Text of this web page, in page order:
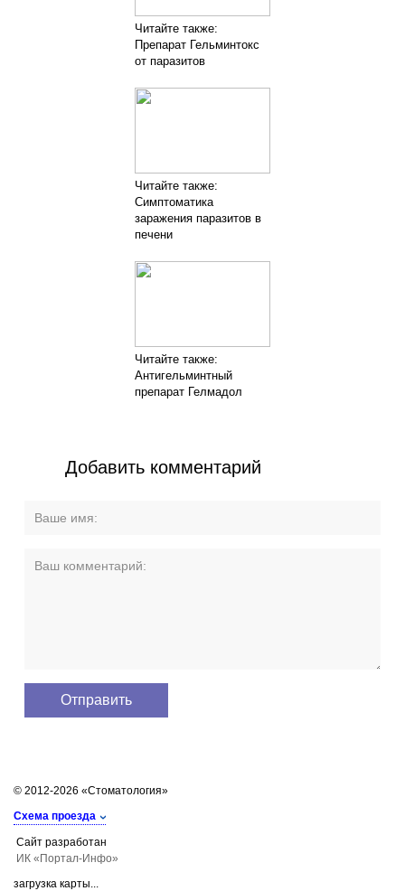
Читайте также:
Препарат Гельминтокс
от паразитов
Читайте также:
Симптоматика
заражения паразитов в
печени
Читайте также:
Антигельминтный
препарат Гелмадол
Добавить комментарий
© 2012-2026 «Стоматология»
Схема проезда
Сайт разработан
ИК «Портал-Инфо»
загрузка карты...